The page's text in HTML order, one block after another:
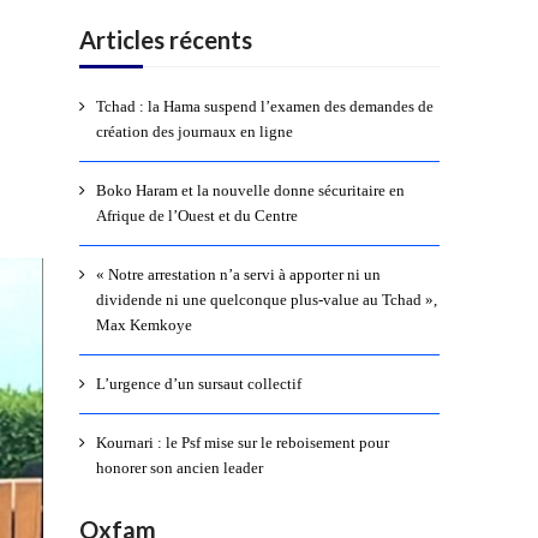
Articles récents
Tchad : la Hama suspend l’examen des demandes de
création des journaux en ligne
Boko Haram et la nouvelle donne sécuritaire en
Afrique de l’Ouest et du Centre
« Notre arrestation n’a servi à apporter ni un
dividende ni une quelconque plus-value au Tchad »,
Max Kemkoye
L’urgence d’un sursaut collectif
Kournari : le Psf mise sur le reboisement pour
honorer son ancien leader
Oxfam